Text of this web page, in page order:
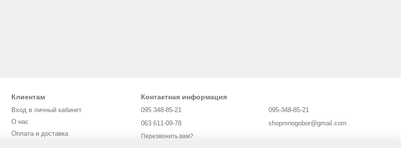
Клиентам
Вход в личный кабинет
О нас
Оплата и доставка
Контактная информация
095 348-85-21
063 611-09-78
Перезвонить вам?
095-348-85-21
shopmnogobor@gmail.com